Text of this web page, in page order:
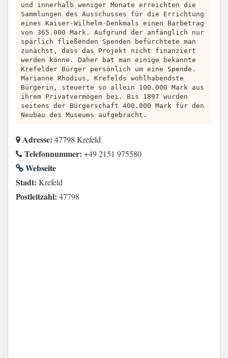
und innerhalb weniger Monate erreichten die
Sammlungen des Ausschusses für die Errichtung
eines Kaiser-Wilhelm-Denkmals einen Barbetrag
von 365.000 Mark. Aufgrund der anfänglich nur
spärlich fließenden Spenden befürchtete man
zunächst, dass das Projekt nicht finanziert
werden könne. Daher bat man einige bekannte
Krefelder Bürger persönlich um eine Spende.
Marianne Rhodius, Krefelds wohlhabendste
Bürgerin, steuerte so allein 100.000 Mark aus
ihrem Privatvermögen bei. Bis 1897 wurden
seitens der Bürgerschaft 400.000 Mark für den
Neubau des Museums aufgebracht.
Adresse: 47798 Krefeld
Telefonnummer: +49 2151 975580
Webseite
Stadt: Krefeld
Postleitzahl: 47798